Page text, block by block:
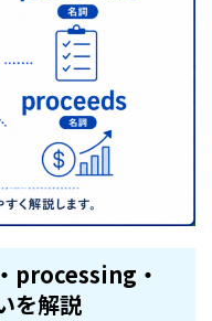
processing・
を解説